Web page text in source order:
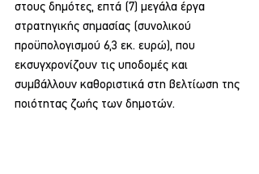
στους δημότες, επτά (7) μεγάλα έργα
στρατηγικής σημασίας (συνολικού
προϋπολογισμού 6,3 εκ. ευρώ), που
εκσυγχρονίζουν τις υποδομές και
συμβάλλουν καθοριστικά στη βελτίωση της
ποιότητας ζωής των δημοτών.